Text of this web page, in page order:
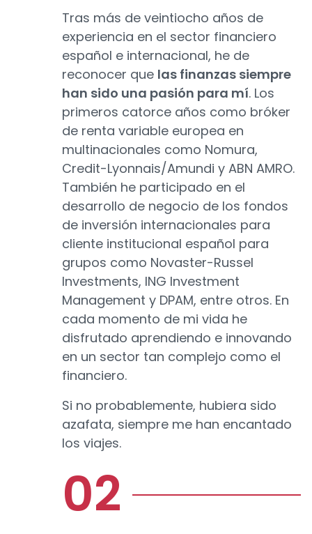
Tras más de veintiocho años de
experiencia en el sector financiero
español e internacional, he de
reconocer que las finanzas siempre
han sido una pasión para mí. Los
primeros catorce años como bróker
de renta variable europea en
multinacionales como Nomura,
Credit-Lyonnais/Amundi y ABN AMRO.
También he participado en el
desarrollo de negocio de los fondos
de inversión internacionales para
cliente institucional español para
grupos como Novaster-Russel
Investments, ING Investment
Management y DPAM, entre otros. En
cada momento de mi vida he
disfrutado aprendiendo e innovando
en un sector tan complejo como el
financiero.
Si no probablemente, hubiera sido
azafata, siempre me han encantado
los viajes.